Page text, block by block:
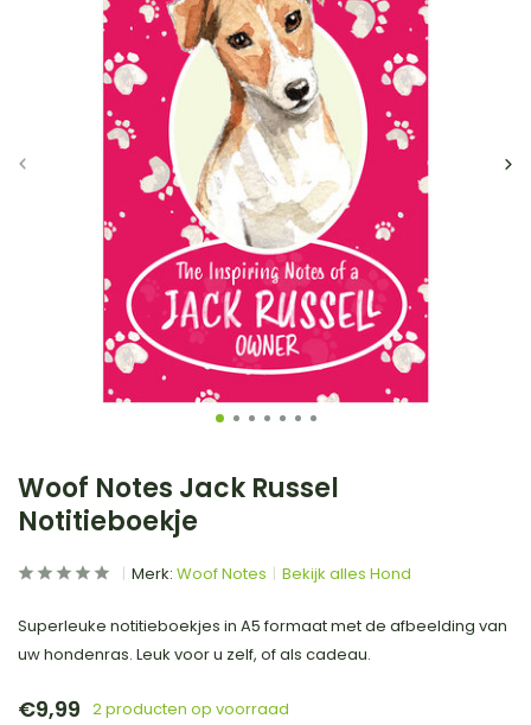
Woof Notes Jack Russel
Notitieboekje
Merk: Woof Notes Bekijk alles Hond
Superleuke notitieboekjes in A5 formaat met de afbeelding van
uw hondenras. Leuk voor u zelf, of als cadeau.
€9,99 2 producten op voorraad